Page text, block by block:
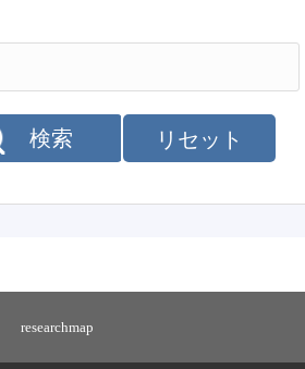
リセット
検索
researchmap